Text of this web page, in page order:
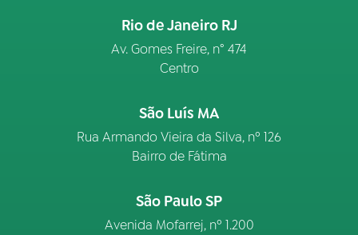
Rio de Janeiro RJ
Av. Gomes Freire, n° 474
Centro
São Luís MA
Rua Armando Vieira da Silva, nº 126
Bairro de Fátima
São Paulo SP
Avenida Mofarrej, nº 1.200